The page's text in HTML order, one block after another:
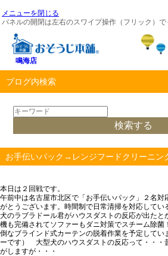
メニューを閉じる
パネルの開閉は左右のスワイプ操作（フリック）
鳴海店
ブログ内検索
お手伝いパック→レンジフードクリーニン
本日は２回戦です。
午前中は名古屋市北区で「お手伝いパック」２名対
がとうございます。時間制で日常清掃を対応してい
犬のラブラドール君がハウスダストの反応が出た
機も完備されてソファーもダニ対策でスチーム除菌
倒なブラインド式カーテンの脱着作業を予定してい
ーです） 大型犬のハウスダストの反応って・・・
がしますが・・・